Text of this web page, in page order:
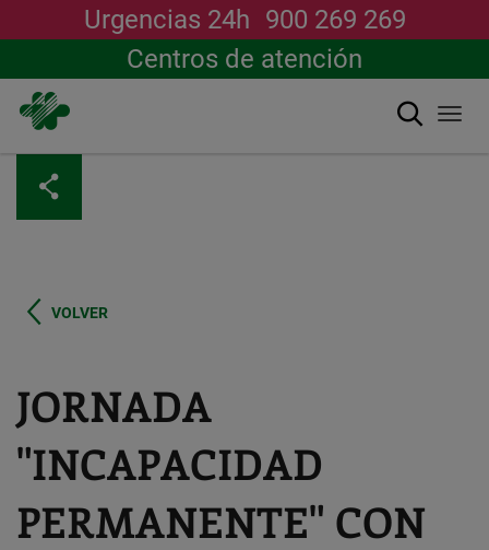
contenido
principal
Urgencias 24h 900 269 269
Centros de atención
Buscar
VOLVER
JORNADA
"INCAPACIDAD
PERMANENTE" CON